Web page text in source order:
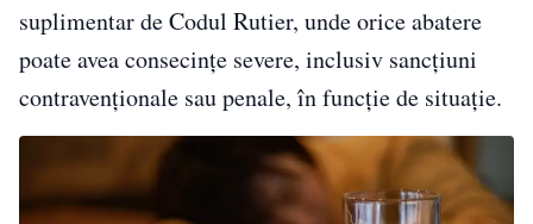
suplimentar de Codul Rutier, unde orice abatere
poate avea consecințe severe, inclusiv sancțiuni
contravenționale sau penale, în funcție de situație.